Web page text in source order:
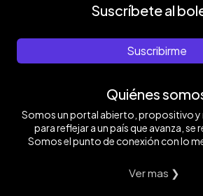
Suscríbete al
Suscribirme
Quiénes
Somos un portal abierto, propositivo
para reflejar a un país que avanza, se
Somos el punto de conexión con lo
Ver mas ❯